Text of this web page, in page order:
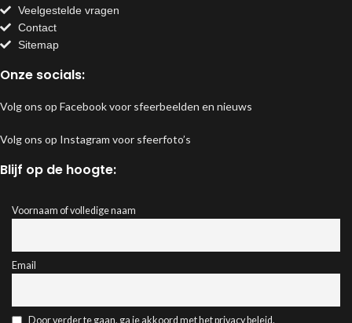
Veelgestelde vragen
Contact
Sitemap
Onze socials:
Volg ons op Facebook voor sfeerbeelden en nieuws
Volg ons op Instagram voor sfeerfoto’s
Blijf op de hoogte:
Voornaam of volledige naam
Email
Door verder te gaan, ga je akkoord met het privacy beleid.